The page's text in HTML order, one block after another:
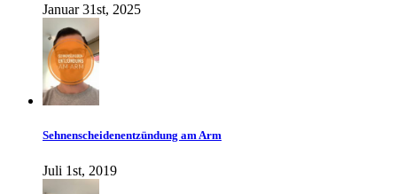
Januar 31st, 2025
Sehnenscheidenentzündung am Arm
Juli 1st, 2019